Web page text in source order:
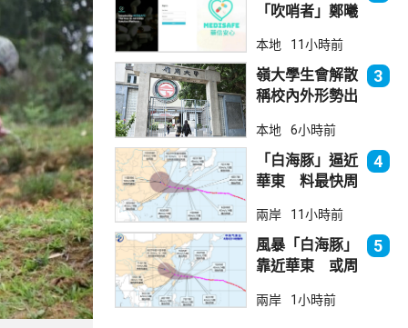
「吹哨者」鄭曦
進行刑事調查
本地 11小時前
嶺大學生會解散
稱校內外形勢出
3
本地 6小時前
「白海豚」逼近
華東 料最快周
4
兩岸 11小時前
風暴「白海豚」
靠近華東 或周
5
兩岸 1小時前